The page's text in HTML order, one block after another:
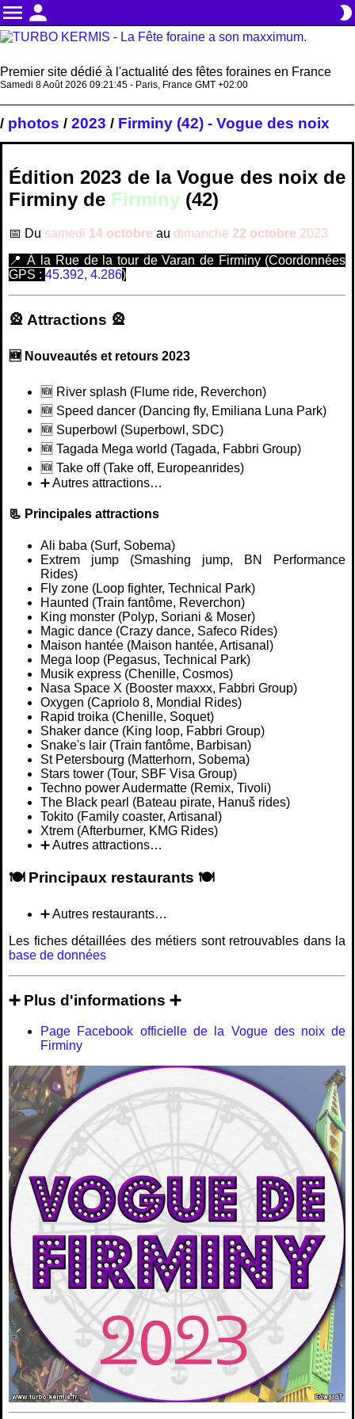
menu person brightness_2
Premier site dédié à l'actualité des fêtes foraines en France
Samedi 8 Août 2026 09:21:46 - Paris, France GMT +02:00
/ photos / 2023 / Firminy (42) - Vogue des noix
Édition 2023 de la Vogue des noix de
Firminy de Firminy (42)
📅 Du samedi 14 octobre au dimanche 22 octobre 2023
📍 À la Rue de la tour de Varan de Firminy (Coordonnées
GPS : 45.392, 4.286)
🎡 Attractions 🎡
🆕 Nouveautés et retours 2023
🆕️ River splash (Flume ride, Reverchon)
🆕️ Speed dancer (Dancing fly, Emiliana Luna Park)
🆕️ Superbowl (Superbowl, SDC)
🆕️ Tagada Mega world (Tagada, Fabbri Group)
🆕️ Take off (Take off, Europeanrides)
➕ Autres attractions…
📃 Principales attractions
Ali baba (Surf, Sobema)
Extrem jump (Smashing jump, BN Performance
Rides)
Fly zone (Loop fighter, Technical Park)
Haunted (Train fantôme, Reverchon)
King monster (Polyp, Soriani & Moser)
Magic dance (Crazy dance, Safeco Rides)
Maison hantée (Maison hantée, Artisanal)
Mega loop (Pegasus, Technical Park)
Musik express (Chenille, Cosmos)
Nasa Space X (Booster maxxx, Fabbri Group)
Oxygen (Capriolo 8, Mondial Rides)
Rapid troika (Chenille, Soquet)
Shaker dance (King loop, Fabbri Group)
Snake's lair (Train fantôme, Barbisan)
St Petersbourg (Matterhorn, Sobema)
Stars tower (Tour, SBF Visa Group)
Techno power Audermatte (Remix, Tivoli)
The Black pearl (Bateau pirate, Hanuš rides)
Tokito (Family coaster, Artisanal)
Xtrem (Afterburner, KMG Rides)
➕ Autres attractions…
🍽️ Principaux restaurants 🍽️
➕ Autres restaurants…
Les fiches détaillées des métiers sont retrouvables dans la
base de données
➕ Plus d'informations ➕
Page Facebook officielle de la Vogue des noix de
Firminy